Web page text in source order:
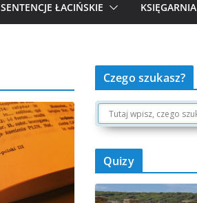
SENTENCJE ŁACIŃSKIE KSIĘGARNIA
Czego szukasz?
Quizy